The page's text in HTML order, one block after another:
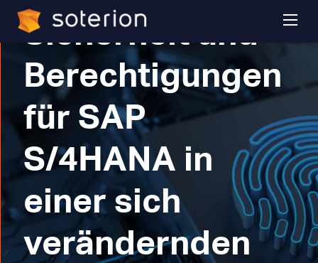
Sicherheit und
Berechtigungen
für SAP
S/4HANA in
einer sich
verändernden